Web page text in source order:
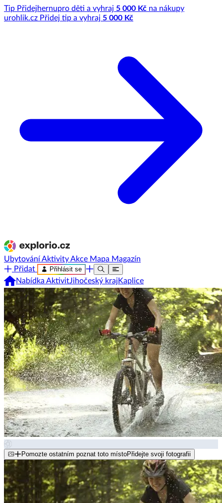
Tip Přidejhernupro děti a vyhraj 5 000 Kč na nákupy
urohlik.cz Přidej tip a vyhraj 5 000 Kč
UbytováníAktivityAkce Mapa Magazín
Přidat
Přihlásit se
Nabídka AktivitJihočeský kraj Kaplice
Pomozte ostatním poznat toto místoPřidejte svoji fotografii